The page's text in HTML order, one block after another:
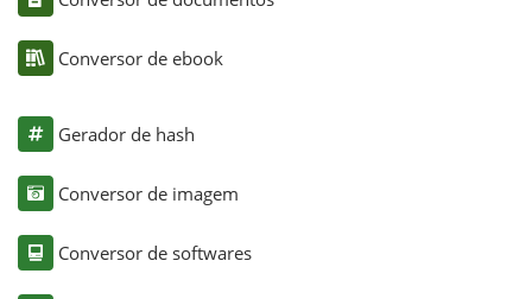
Conversor de ebook
Gerador de hash
Conversor de imagem
Conversor de softwares